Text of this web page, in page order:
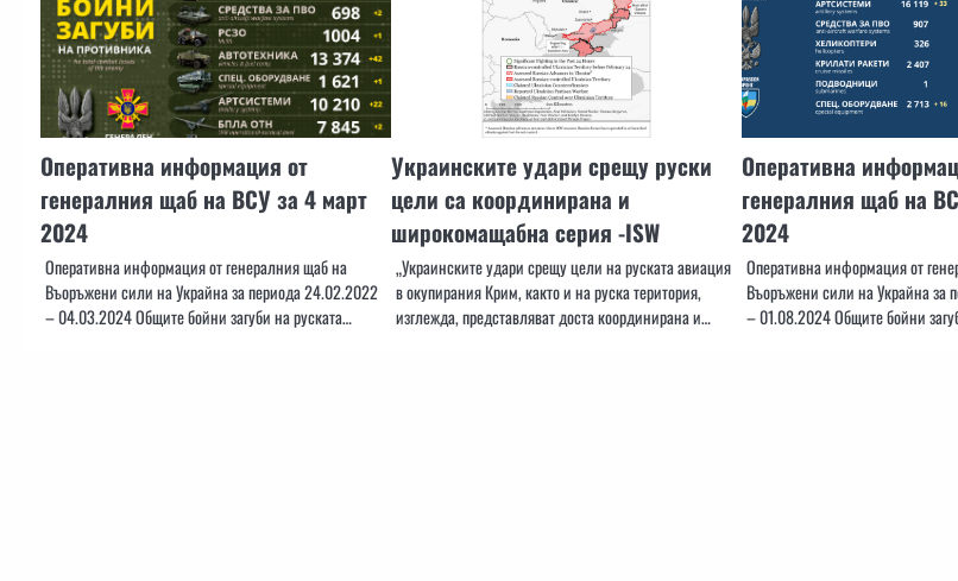
Оперативна информация от
генералния щаб на ВСУ за 4 март
2024
Оперативна информация от генералния щаб на
Въоръжени сили на Украйна за периода 24.02.2022
– 04.03.2024 Общите бойни загуби на руската…
Украинските удари срещу руски
цели са координирана и
широкомащабна серия -ISW
„Украинските удари срещу цели на руската авиация
в окупирания Крим, както и на руска територия,
изглежда, представляват доста координирана и…
Оперативна
генералния щаб на
2024
Оперативна информация от
Въоръжени сили на Украйна за
– 01.08.2024 Общите бойни